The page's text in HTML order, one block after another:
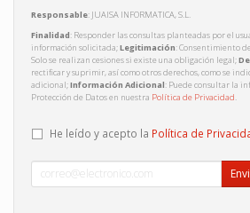
Responsable: JUAISA INFORMATICA, S.L.
Finalidad: Responder las consultas planteadas por el
información solicitada;Legitimación: Consentimiento
Solo se realizan cesiones si existe una obligación legal;
rectificar y suprimir, así como otros derechos, como se
adicional;Información Adicional: Puede consultar la
Protección de Datos en nuestra Política de Privacidad.
He leído y acepto la Política de